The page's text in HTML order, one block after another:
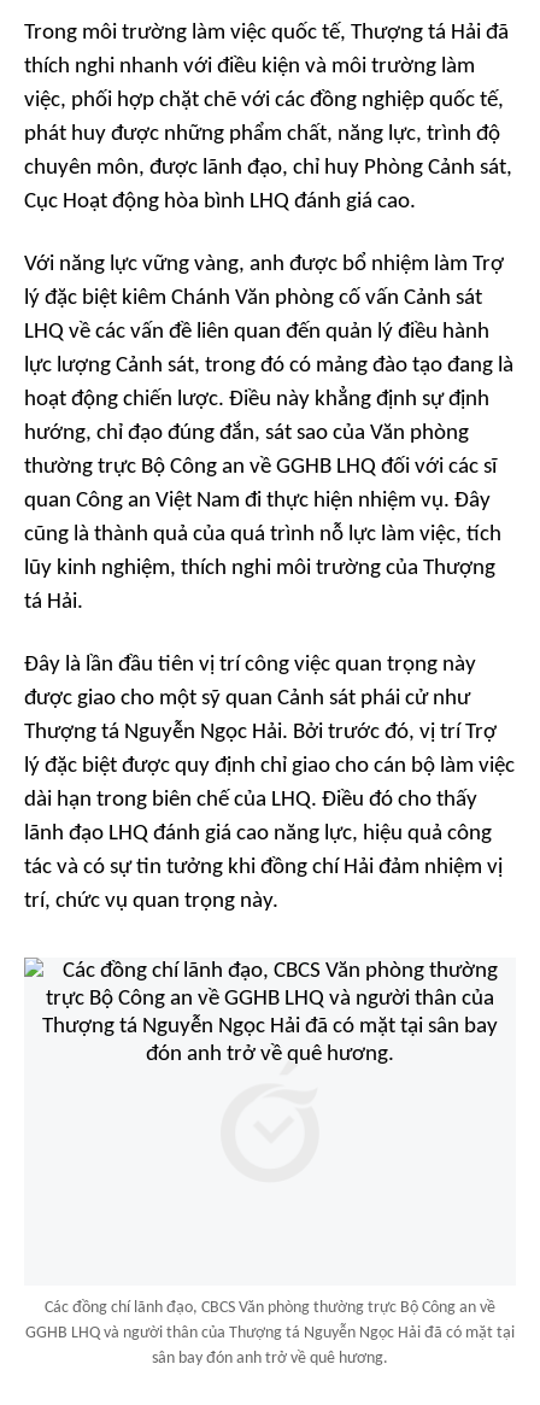
Trong môi trường làm việc quốc tế, Thượng tá Hải đã
thích nghi nhanh với điều kiện và môi trường làm
việc, phối hợp chặt chẽ với các đồng nghiệp quốc tế,
phát huy được những phẩm chất, năng lực, trình độ
chuyên môn, được lãnh đạo, chỉ huy Phòng Cảnh sát,
Cục Hoạt động hòa bình LHQ đánh giá cao.
Với năng lực vững vàng, anh được bổ nhiệm làm Trợ
lý đặc biệt kiêm Chánh Văn phòng cố vấn Cảnh sát
LHQ về các vấn đề liên quan đến quản lý điều hành
lực lượng Cảnh sát, trong đó có mảng đào tạo đang là
hoạt động chiến lược. Điều này khẳng định sự định
hướng, chỉ đạo đúng đắn, sát sao của Văn phòng
thường trực Bộ Công an về GGHB LHQ đối với các sĩ
quan Công an Việt Nam đi thực hiện nhiệm vụ. Đây
cũng là thành quả của quá trình nỗ lực làm việc, tích
lũy kinh nghiệm, thích nghi môi trường của Thượng
tá Hải.
Đây là lần đầu tiên vị trí công việc quan trọng này
được giao cho một sỹ quan Cảnh sát phái cử như
Thượng tá Nguyễn Ngọc Hải. Bởi trước đó, vị trí Trợ
lý đặc biệt được quy định chỉ giao cho cán bộ làm việc
dài hạn trong biên chế của LHQ. Điều đó cho thấy
lãnh đạo LHQ đánh giá cao năng lực, hiệu quả công
tác và có sự tin tưởng khi đồng chí Hải đảm nhiệm vị
trí, chức vụ quan trọng này.
Các đồng chí lãnh đạo, CBCS Văn phòng thường trực Bộ Công an về
GGHB LHQ và người thân của Thượng tá Nguyễn Ngọc Hải đã có mặt tại
sân bay đón anh trở về quê hương.